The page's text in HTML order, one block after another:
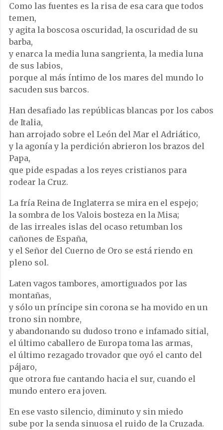
Como las fuentes es la risa de esa cara que todos
temen,
y agita la boscosa oscuridad, la oscuridad de su
barba,
y enarca la media luna sangrienta, la media luna
de sus labios,
porque al más íntimo de los mares del mundo lo
sacuden sus barcos.
Han desafiado las repúblicas blancas por los cabos
de Italia,
han arrojado sobre el León del Mar el Adriático,
y la agonía y la perdición abrieron los brazos del
Papa,
que pide espadas a los reyes cristianos para
rodear la Cruz.
La fría Reina de Inglaterra se mira en el espejo;
la sombra de los Valois bosteza en la Misa;
de las irreales islas del ocaso retumban los
cañones de España,
y el Señor del Cuerno de Oro se está riendo en
pleno sol.
Laten vagos tambores, amortiguados por las
montañas,
y sólo un príncipe sin corona se ha movido en un
trono sin nombre,
y abandonando su dudoso trono e infamado sitial,
el último caballero de Europa toma las armas,
el último rezagado trovador que oyó el canto del
pájaro,
que otrora fue cantando hacia el sur, cuando el
mundo entero era joven.
En ese vasto silencio, diminuto y sin miedo
sube por la senda sinuosa el ruido de la Cruzada.